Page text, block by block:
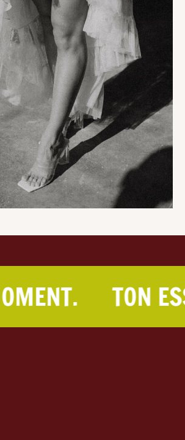
TON ESSAYAGE,